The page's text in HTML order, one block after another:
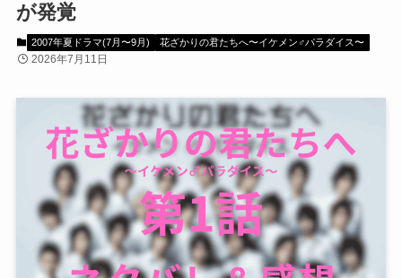
が発覚
2007年夏ドラマ(7月〜9月) 花ざかりの君たちへ〜イケメン♂パラダイス〜
2026年7月11日